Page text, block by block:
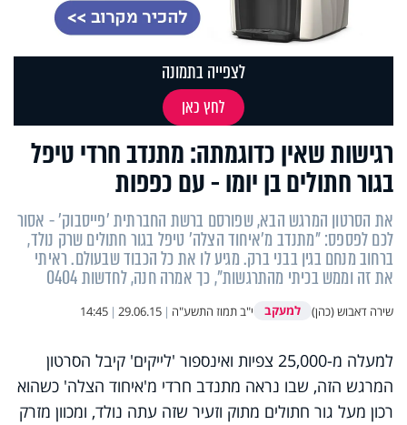
רגישות שאין כדוגמתה: מתנדב חרדי טיפל
בגור חתולים בן יומו - עם כפפות
את הסרטון המרגש הבא, שפורסם ברשת החברתית 'פייסבוק' - אסור
לכם לפספס: "מתנדב מ'איחוד הצלה' טיפל בגור חתולים שרק נולד,
ברחוב מנחם בגין בבני ברק. מגיע לו את כל הכבוד שבעולם. ראיתי
את זה וממש בכיתי מהתרגשות", כך אמרה חנה, לחדשות 0404
שירה דאבוש (כהן) למעקב י"ב תמוז התשע"ה |
29.06.15
|
14:45
לצפייה בתמונה
לחץ כאן
למעלה מ-25,000 צפיות ואינספור 'לייקים' קיבל הסרטון
המרגש הזה, שבו נראה מתנדב חרדי מ'איחוד הצלה' כשהוא
רכון מעל גור חתולים מתוק וזעיר שזה עתה נולד, ומכוון מזרק